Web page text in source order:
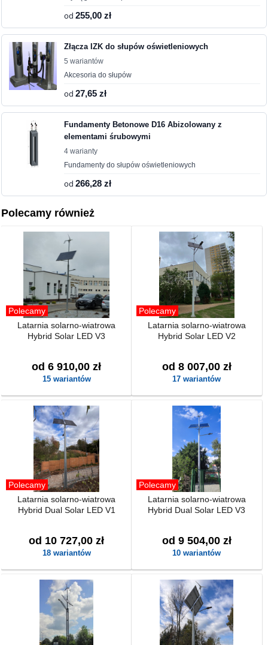
od255,00 zł
Złącza IZK do słupów oświetleniowych
5 wariantów
Akcesoria do słupów
od27,65 zł
Fundamenty Betonowe D16 Abizolowany z
elementami śrubowymi
4 warianty
Fundamenty do słupów oświetleniowych
od266,28 zł
Polecamy również
Polecamy
Latarnia solarno-wiatrowa
Hybrid Solar LED V3
od 6 910,00 zł
15 wariantów
Polecamy
Latarnia solarno-wiatrowa
Hybrid Solar LED V2
od 8 007,00 zł
17 wariantów
Polecamy
Latarnia solarno-wiatrowa
Hybrid Dual Solar LED V1
od 10 727,00 zł
18 wariantów
Polecamy
Latarnia solarno-wiatrowa
Hybrid Dual Solar LED V3
od 9 504,00 zł
10 wariantów